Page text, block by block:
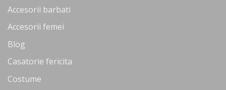
Accesorii barbati
Accesorii femei
Blog
Casatorie fericita
Costume